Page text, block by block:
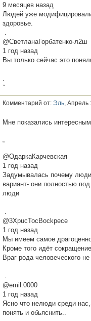
9 месяцев назад
Людей уже модифицировали
здоровье.
@СветланаГорбатенко-л2ш
1 год назад
Вы только сейчас это
”
Комментарий от: Эль, Апрель
Мне показались
“
@ОдаркаКарчевская
1 год назад
Задумывалась почему люди
вариант- они полностью
люди
@3XpucTocBockpece
1 год назад
Мы имеем самое
Кроме того идёт
Враг рода человеческого
@emil.0000
1 год назад
Ясно что нелюди среди
понять и обьяснить..